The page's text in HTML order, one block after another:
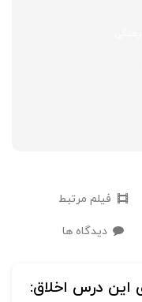
فیلم مرتبط
دیدگاه ها
این درس اخلاق: